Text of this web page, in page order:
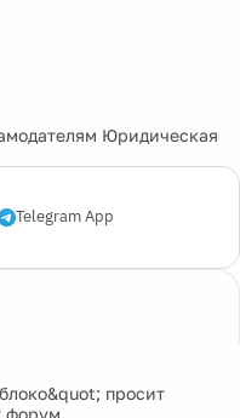
Юридическая
Telegram App
просит
форум